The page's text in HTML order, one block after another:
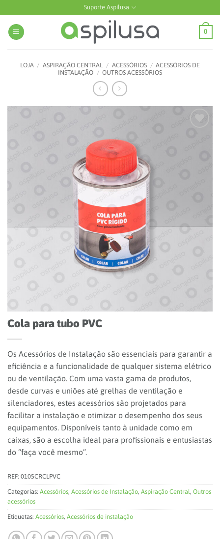
to
content
Suporte Aspilusa
0
LOJA / ASPIRAÇÃO CENTRAL / ACESSÓRIOS / ACESSÓRIOS DE
INSTALAÇÃO / OUTROS ACESSÓRIOS
Cola para tubo PVC
Os Acessórios de Instalação são essenciais para garantir a
eficiência e a funcionalidade de qualquer sistema elétrico
ou de ventilação. Com uma vasta gama de produtos,
desde curvas e uniões até grelhas de ventilação e
silenciadores, estes acessórios são projetados para
facilitar a instalação e otimizar o desempenho dos seus
equipamentos. Disponíveis tanto à unidade como em
caixas, são a escolha ideal para profissionais e entusiastas
do “faça você mesmo”.
REF: 0105CRCLPVC
Categorias: Acessórios, Acessórios de Instalação, Aspiração Central , Outros
acessórios
Etiquetas: Acessórios, Acessórios de instalação